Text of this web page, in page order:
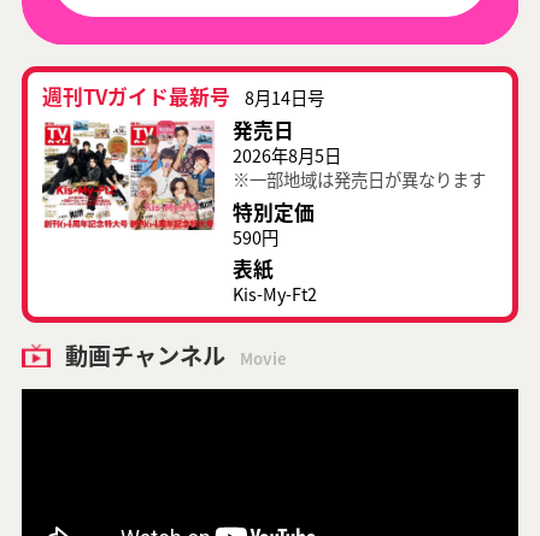
週刊TVガイド最新号 8月14日号
発売日
2026年8月5日
※一部地域は発売日が異なります
特別定価
590円
表紙
Kis-My-Ft2
動画チャンネル Movie